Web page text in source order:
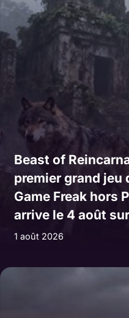
Beast of
premier grand jeu
Game Freak hors
arrive le 4 août
1 août 2026